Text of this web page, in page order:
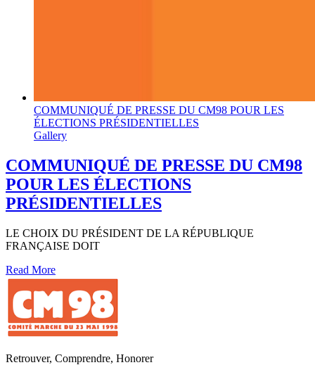
COMMUNIQUÉ DE PRESSE DU CM98 POUR LES
ÉLECTIONS PRÉSIDENTIELLES
Gallery
COMMUNIQUÉ DE PRESSE DU CM98
POUR LES ÉLECTIONS
PRÉSIDENTIELLES
LE CHOIX DU PRÉSIDENT DE LA RÉPUBLIQUE
FRANÇAISE DOIT
Read More
Retrouver, Comprendre, Honorer